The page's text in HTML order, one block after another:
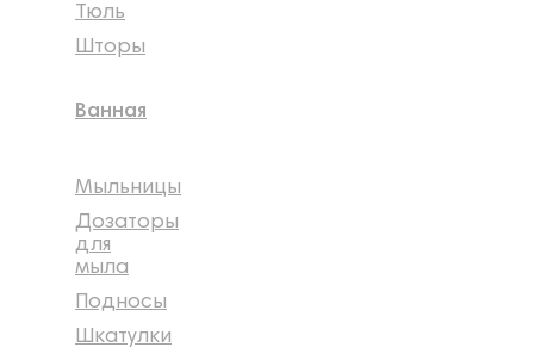
Тюль
Шторы
Ванная
Мыльницы
Дозаторы
для
мыла
Подносы
Шкатулки